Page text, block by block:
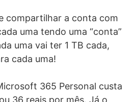
compartilhar a conta com
uma tendo uma “conta”
uma vai ter 1 TB cada,
cada uma!
365 Personal custa
36 reais por mês. Já o